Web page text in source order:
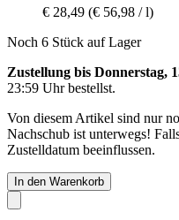
€ 28,49 (€ 56,98 / l)
Noch 6 Stück auf Lager
Zustellung bis Donnerstag,
23:59 Uhrbestellst.
Von diesem Artikel sind nur
Nachschub ist unterwegs!
Zustelldatum beeinflussen.
In den Warenkorb